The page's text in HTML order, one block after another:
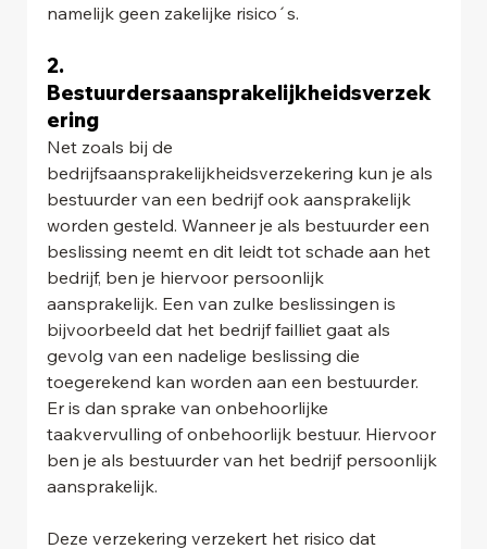
namelijk geen zakelijke risico´s.
2.
Bestuurdersaansprakelijkheidsverzek
ering
Net zoals bij de
bedrijfsaansprakelijkheidsverzekering kun je als
bestuurder van een bedrijf ook aansprakelijk
worden gesteld. Wanneer je als bestuurder een
beslissing neemt en dit leidt tot schade aan het
bedrijf, ben je hiervoor persoonlijk
aansprakelijk. Een van zulke beslissingen is
bijvoorbeeld dat het bedrijf failliet gaat als
gevolg van een nadelige beslissing die
toegerekend kan worden aan een bestuurder.
Er is dan sprake van onbehoorlijke
taakvervulling of onbehoorlijk bestuur. Hiervoor
ben je als bestuurder van het bedrijf persoonlijk
aansprakelijk.
Deze verzekering verzekert het risico dat